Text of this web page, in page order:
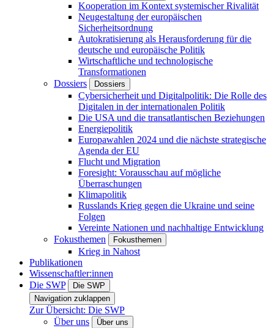
Kooperation im Kontext systemischer Rivalität
Neugestaltung der europäischen
Sicherheitsordnung
Autokratisierung als Herausforderung für die
deutsche und europäische Politik
Wirtschaftliche und technologische
Transformationen
Dossiers
Dossiers
Cybersicherheit und Digitalpolitik: Die Rolle des
Digitalen in der internationalen Politik
Die USA und die transatlantischen Beziehungen
Energiepolitik
Europawahlen 2024 und die nächste strategische
Agenda der EU
Flucht und Migration
Foresight: Vorausschau auf mögliche
Überraschungen
Klimapolitik
Russlands Krieg gegen die Ukraine und seine
Folgen
Vereinte Nationen und nachhaltige Entwicklung
Fokusthemen
Fokusthemen
Krieg in Nahost
Publikationen
Wissenschaftler:innen
Die SWP
Die SWP
Navigation zuklappen
Zur Übersicht: Die SWP
Über uns
Über uns